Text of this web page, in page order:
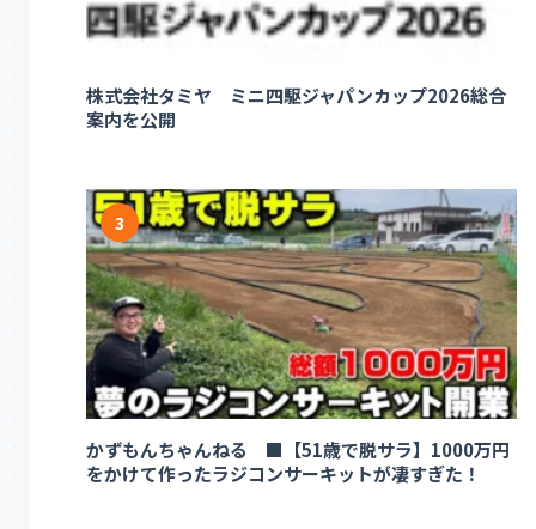
株式会社タミヤ ミニ四駆ジャパンカップ2026総合
案内を公開
3
かずもんちゃんねる ■【51歳で脱サラ】1000万円
をかけて作ったラジコンサーキットが凄すぎた！